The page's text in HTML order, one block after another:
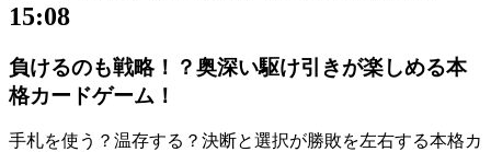
15:08
負けるのも戦略！？奥深い駆け引きが楽しめる本
格カードゲーム！
手札を使う？温存する？ 決断と選択が勝敗を左右する本格カ